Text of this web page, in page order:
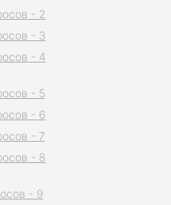
- 2
- 3
- 4
- 5
- 6
- 7
- 8
- 9